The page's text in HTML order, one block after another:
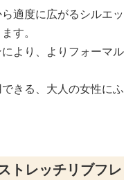
適度に広がるシルエッ
す。
より、よりフォーマル
きる、大人の女性にふ
トレッチリブフレ